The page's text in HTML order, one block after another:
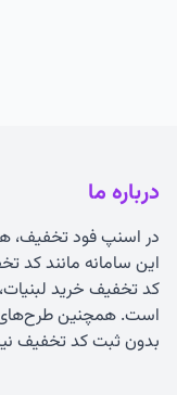
درباره ما
در اسنپ فود تخفیف،
این سامانه مانند کد
کد تخفیف خرید
است. همچنین طرح‌های
بدون ثبت کد تخفیف